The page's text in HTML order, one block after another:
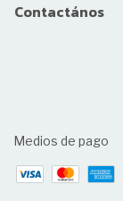
Contactános
Medios de pago